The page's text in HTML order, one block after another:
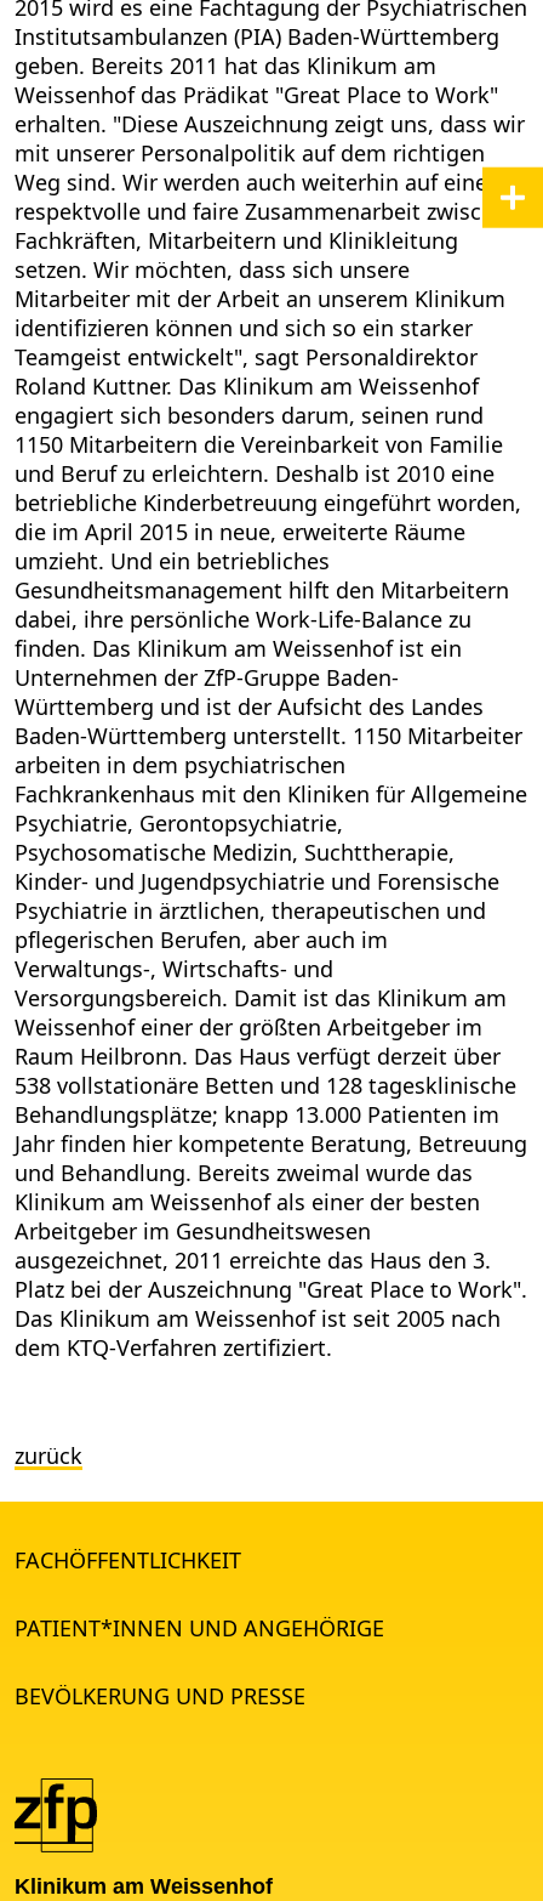
2015 wird es eine Fachtagung der Psychiatrischen
Institutsambulanzen (PIA) Baden-Württemberg
geben. Bereits 2011 hat das Klinikum am
Weissenhof das Prädikat "Great Place to Work"
erhalten. "Diese Auszeichnung zeigt uns, dass wir
mit unserer Personalpolitik auf dem richtigen
Weg sind. Wir werden auch weiterhin auf eine
respektvolle und faire Zusammenarbeit zwischen
Fachkräften, Mitarbeitern und Klinikleitung
setzen. Wir möchten, dass sich unsere
Mitarbeiter mit der Arbeit an unserem Klinikum
identifizieren können und sich so ein starker
Teamgeist entwickelt", sagt Personaldirektor
Roland Kuttner. Das Klinikum am Weissenhof
engagiert sich besonders darum, seinen rund
1150 Mitarbeitern die Vereinbarkeit von Familie
und Beruf zu erleichtern. Deshalb ist 2010 eine
betriebliche Kinderbetreuung eingeführt worden,
die im April 2015 in neue, erweiterte Räume
umzieht. Und ein betriebliches
Gesundheitsmanagement hilft den Mitarbeitern
dabei, ihre persönliche Work-Life-Balance zu
finden. Das Klinikum am Weissenhof ist ein
Unternehmen der ZfP-Gruppe Baden-
Württemberg und ist der Aufsicht des Landes
Baden-Württemberg unterstellt. 1150 Mitarbeiter
arbeiten in dem psychiatrischen
Fachkrankenhaus mit den Kliniken für Allgemeine
Psychiatrie, Gerontopsychiatrie,
Psychosomatische Medizin, Suchttherapie,
Kinder- und Jugendpsychiatrie und Forensische
Psychiatrie in ärztlichen, therapeutischen und
pflegerischen Berufen, aber auch im
Verwaltungs-, Wirtschafts- und
Versorgungsbereich. Damit ist das Klinikum am
Weissenhof einer der größten Arbeitgeber im
Raum Heilbronn. Das Haus verfügt derzeit über
538 vollstationäre Betten und 128 tagesklinische
Behandlungsplätze; knapp 13.000 Patienten im
Jahr finden hier kompetente Beratung, Betreuung
und Behandlung. Bereits zweimal wurde das
Klinikum am Weissenhof als einer der besten
Arbeitgeber im Gesundheitswesen
ausgezeichnet, 2011 erreichte das Haus den 3.
Platz bei der Auszeichnung "Great Place to Work".
Das Klinikum am Weissenhof ist seit 2005 nach
dem KTQ-Verfahren zertifiziert.
zurück
FACHÖFFENTLICHKEIT
PATIENT*INNEN UND ANGEHÖRIGE
BEVÖLKERUNG UND PRESSE
Klinikum am Weissenhof